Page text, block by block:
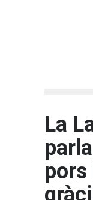
La
pors